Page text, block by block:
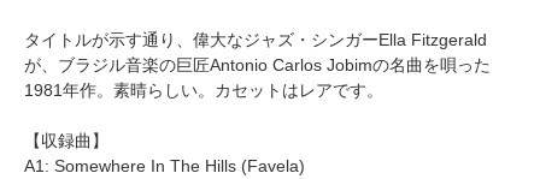
タイトルが示す通り、偉大なジャズ・シンガーElla Fitzgerald
が、ブラジル音楽の巨匠Antonio Carlos Jobimの名曲を唄った
1981年作。素晴らしい。カセットはレアです。
【収録曲】
A1: Somewhere In The Hills (Favela)